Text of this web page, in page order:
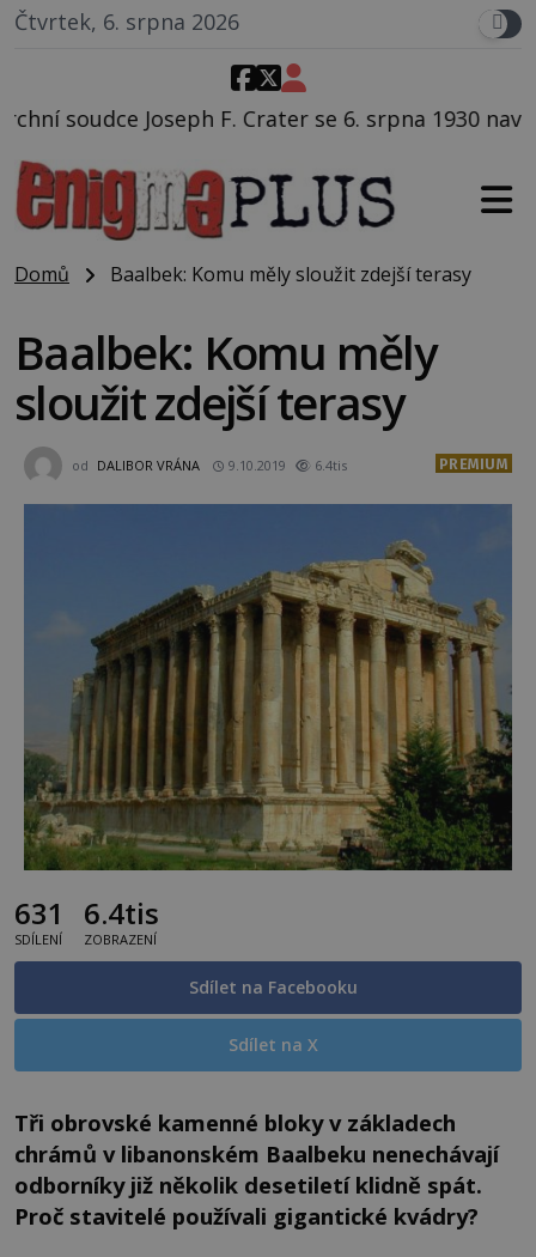
Čtvrtek, 6. srpna 2026
se 6. srpna 1930 navečeří ve své oblíbené
Domů Baalbek: Komu měly sloužit zdejší terasy
Baalbek: Komu měly
sloužit zdejší terasy
od DALIBOR VRÁNA 9.10.2019 6.4tis PREMIUM
631
SDÍLENÍ
6.4tis
ZOBRAZENÍ
Sdílet na Facebooku
Sdílet na X
Tři obrovské kamenné bloky v základech
chrámů v libanonském Baalbeku nenechávají
odborníky již několik desetiletí klidně spát.
Proč stavitelé používali gigantické kvádry?